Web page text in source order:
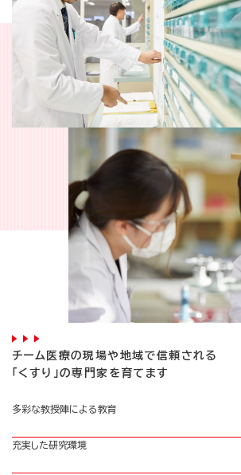
チーム医療の現場や地域で信頼される
「くすり」の専門家を育てます
多彩な教授陣による教育
充実した研究環境